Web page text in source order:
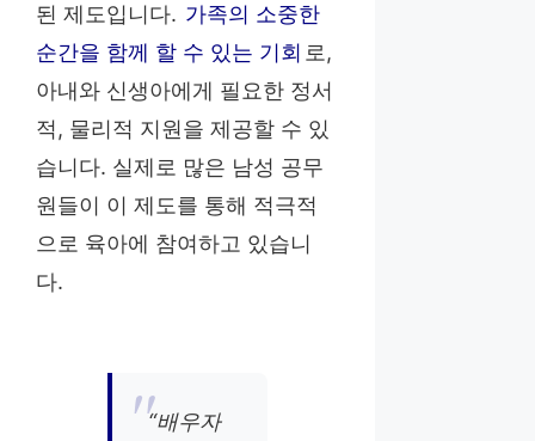
된 제도입니다. 가족의 소중한
순간을 함께 할 수 있는 기회 로,
아내와 신생아에게 필요한 정서
적, 물리적 지원을 제공할 수 있
습니다. 실제로 많은 남성 공무
원들이 이 제도를 통해 적극적
으로 육아에 참여하고 있습니
다.
“배우자